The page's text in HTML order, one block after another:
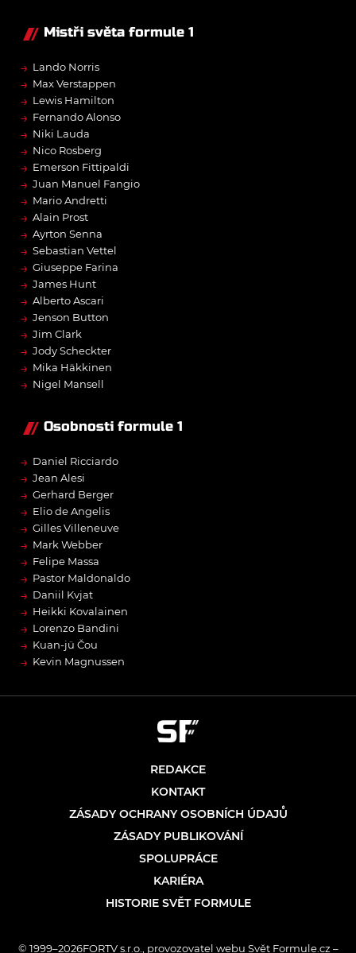
Mistři světa formule 1
→ Lando Norris
→ Max Verstappen
→ Lewis Hamilton
→ Fernando Alonso
→ Niki Lauda
→ Nico Rosberg
→ Emerson Fittipaldi
→ Juan Manuel Fangio
→ Mario Andretti
→ Alain Prost
→ Ayrton Senna
→ Sebastian Vettel
→ Giuseppe Farina
→ James Hunt
→ Alberto Ascari
→ Jenson Button
→ Jim Clark
→ Jody Scheckter
→ Mika Häkkinen
→ Nigel Mansell
Osobnosti formule 1
→ Daniel Ricciardo
→ Jean Alesi
→ Gerhard Berger
→ Elio de Angelis
→ Gilles Villeneuve
→ Mark Webber
→ Felipe Massa
→ Pastor Maldonaldo
→ Daniil Kvjat
→ Heikki Kovalainen
→ Lorenzo Bandini
→ Kuan-jü Čou
→ Kevin Magnussen
REDAKCE
KONTAKT
ZÁSADY OCHRANY OSOBNÍCH ÚDAJŮ
ZÁSADY PUBLIKOVÁNÍ
SPOLUPRÁCE
KARIÉRA
HISTORIE SVĚT FORMULE
© 1999–2026FORTV s.r.o., provozovatel webu Svět Formule.cz –